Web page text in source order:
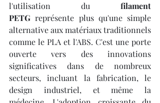
l'utilisation du filament
PETG représente plus qu'une simple
alternative aux matériaux traditionnels
comme le PLA et l'ABS. C'est une porte
ouverte vers des innovations
significatives dans de nombreux
secteurs, incluant la fabrication, le
design industriel, et même la